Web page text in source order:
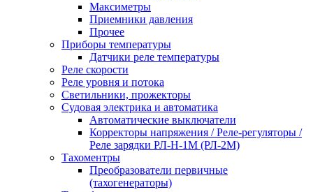
Максиметры
Приемники давления
Прочее
Приборы температуры
Датчики реле температуры
Реле скорости
Реле уровня и потока
Светильники, прожекторы
Судовая электрика и автоматика
Автоматические выключатели
Корректоры напряжения / Реле-регуляторы /
Реле зарядки РЛ-Н-1М (РЛ-2М)
Тахоментры
Преобразователи первичные
(тахогенераторы)